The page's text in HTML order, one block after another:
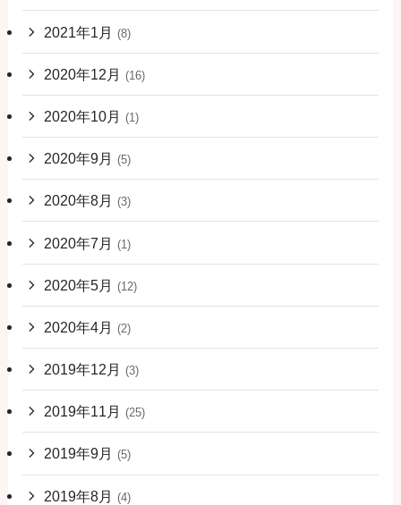
2021年1月 (8)
2020年12月 (16)
2020年10月 (1)
2020年9月 (5)
2020年8月 (3)
2020年7月 (1)
2020年5月 (12)
2020年4月 (2)
2019年12月 (3)
2019年11月 (25)
2019年9月 (5)
2019年8月 (4)